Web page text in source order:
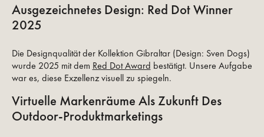
Ausgezeichnetes Design: Red Dot Winner
2025
Die Designqualität der Kollektion Gibraltar (Design: Sven Dogs)
wurde 2025 mit dem Red Dot Award bestätigt. Unsere Aufgabe
war es, diese Exzellenz visuell zu spiegeln.
Virtuelle Markenräume Als Zukunft Des
Outdoor-Produktmarketings